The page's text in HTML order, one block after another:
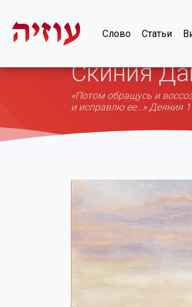
Слово Статьи
Скиния
«Потом обращусь и
и исправлю ее…» Деяния